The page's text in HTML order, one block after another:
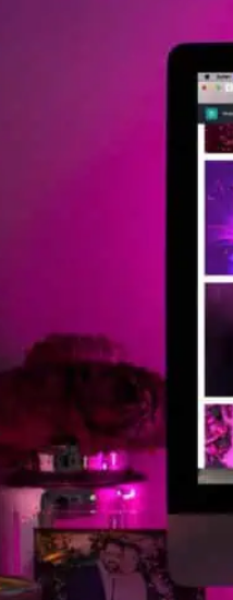
deel van de laadtijd in
te gebruiken, maar
wordt ondersteund door
gemiddeld 30% kleiner,
impact op hoe snel
met Perfmatters
een hoop code
plugin Perfmatters.
bestanden
site een stuk slanker —
wilden net iets meer.
In plaats van een
aan op hoe
terwijl updates